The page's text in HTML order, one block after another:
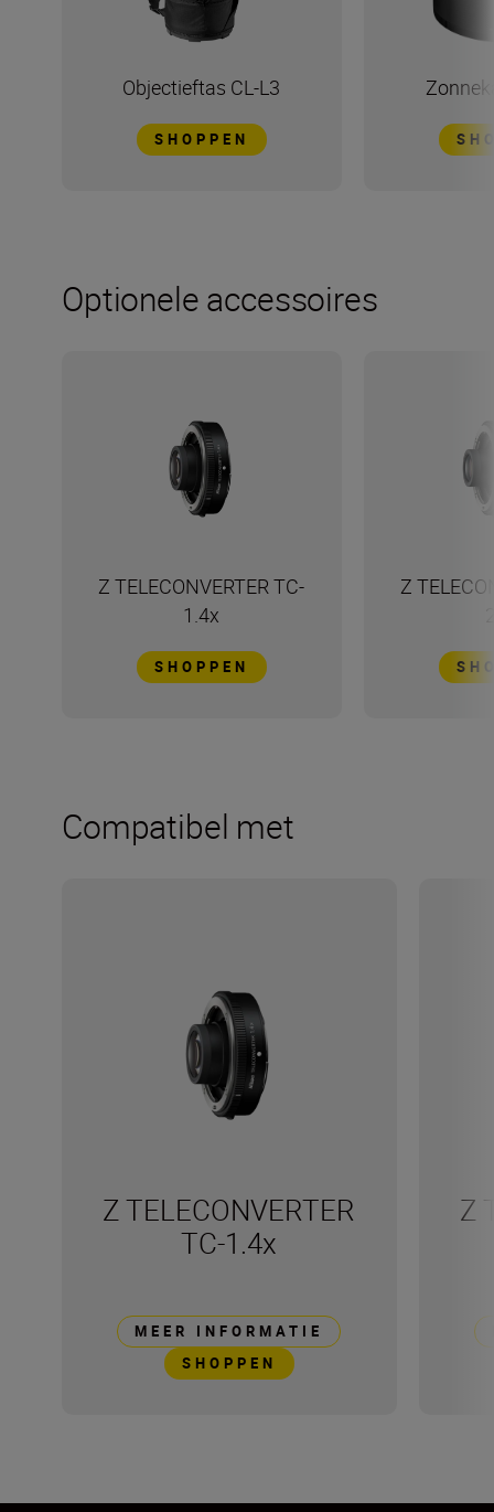
Objectieftas CL-L3
SHOPPEN
Optionele accessoires
Z TELECONVERTER TC-
1.4x
SHOPPEN
Z
Compatibel met
Z TELECONVERTER
TC-1.4x
MEER INFORMATIE
SHOPPEN
Z